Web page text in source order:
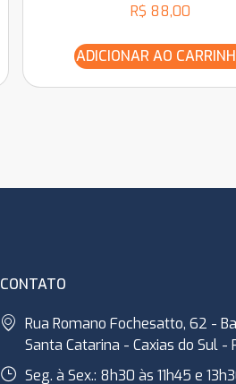
R$ 88,00
ADICIONAR AO
CONTATO
Rua Romano Fochesatto, 62 -
Santa Catarina - Caxias do Sul -
Seg. à Sex.: 8h30 às 11h45 e